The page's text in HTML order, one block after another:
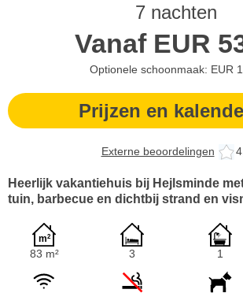
7 nachten
Vanaf EUR
Optionele schoonmaak: EUR
Prijzen en
Externe beoordelingen
Heerlijk vakantiehuis bij Hejlsminde
tuin, barbecue en dichtbij strand en
83 m² 3 1